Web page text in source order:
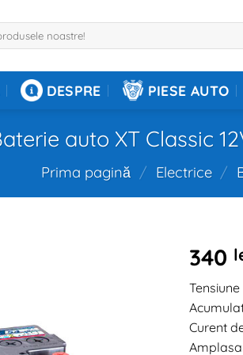
DESPRE PIESE AUTO
auto XT Classic
Prima pagină / Electrice /
340
Tensiune
Curent